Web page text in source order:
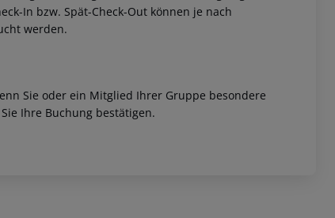
In bzw. Spät-Check-Out können je nach
werden.
Sie oder ein Mitglied Ihrer Gruppe besondere
Ihre Buchung bestätigen.